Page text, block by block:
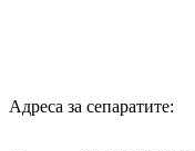
Адреса за сепаратите: